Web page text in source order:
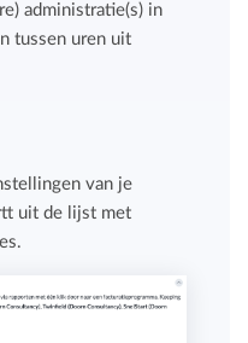
administratie(s) in
tussen uren uit
van je
uit de lijst met